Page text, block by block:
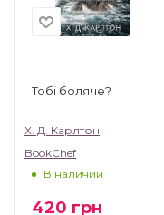
Тобі боляче?
Х. Д. Карлтон
BookChef
В наличии
420 грн